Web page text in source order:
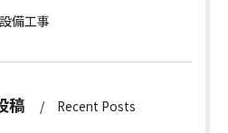
備工事
稿 Recent Posts